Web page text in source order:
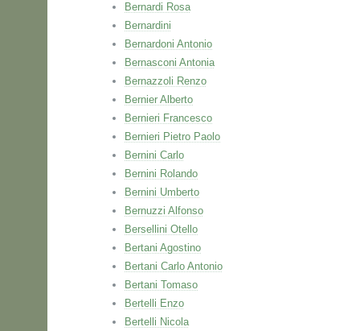
Bernardi Rosa
Bernardini
Bernardoni Antonio
Bernasconi Antonia
Bernazzoli Renzo
Bernier Alberto
Bernieri Francesco
Bernieri Pietro Paolo
Bernini Carlo
Bernini Rolando
Bernini Umberto
Bernuzzi Alfonso
Bersellini Otello
Bertani Agostino
Bertani Carlo Antonio
Bertani Tomaso
Bertelli Enzo
Bertelli Nicola